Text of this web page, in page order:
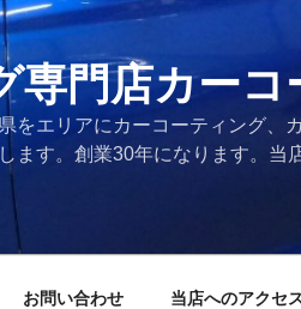
専門店カー
をエリアにカーコーティング、
ます。創業30年になります。当
お問い合わせ 当店へのアクセ